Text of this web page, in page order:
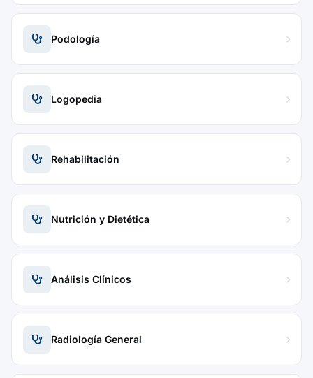
Podología
Logopedia
Rehabilitación
Nutrición y Dietética
Análisis Clínicos
Radiología General